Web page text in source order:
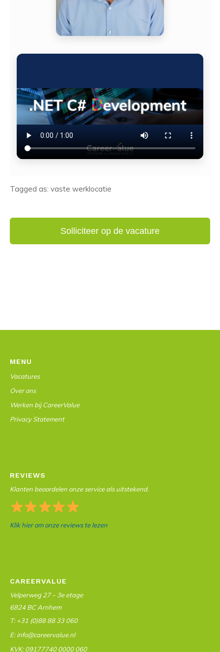
Tagged as: vaste werklocatie
MENU
Vacatures
Over ons
Werken bij CareerValue
Privacy Statement
REVIEWS
Klanten beoordelen onze service als uitstekend.
Klik hier om onze reviews te lezen
CAREERVALUE
Velperweg 27 – 3e etage
6824 BC Arnhem
T: +31 (0)88 88 33 060
E: info@careervalue.nl
KVK: 09177740 0000 060